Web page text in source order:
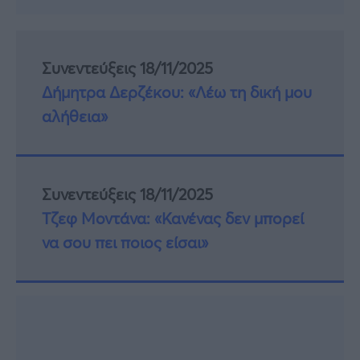
Συνεντεύξεις 18/11/2025
Δήμητρα Δερζέκου: «Λέω τη δική μου
αλήθεια»
Συνεντεύξεις 18/11/2025
Τζεφ Μοντάνα: «Κανένας δεν μπορεί
να σου πει ποιος είσαι»